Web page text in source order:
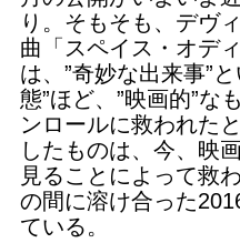
り。そもそも、デヴ
曲「スペイス・オデ
は、”奇妙な出来事”
態”ほど、”映画的”な
ンロールに救われた
したものは、今、映
見ることによって救
の間に溶け合った
ている。